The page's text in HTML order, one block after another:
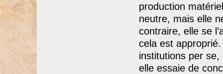
production
neutre, mais elle
contraire, elle se
cela est
institutions per se,
elle essaie de